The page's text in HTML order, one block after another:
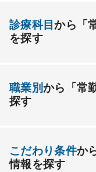
診療科目から「
を探す
内科系
一般内科 呼吸
老人内
職業別から「常
探す
こだわり条件か
情報を探す